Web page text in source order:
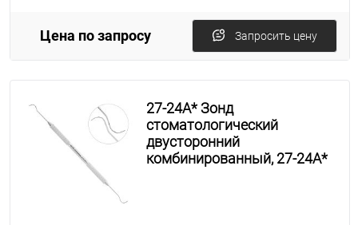
Цена по запросу Запросить цену
27-24A* Зонд
стоматологический
двусторонний
комбинированный, 27-24A*